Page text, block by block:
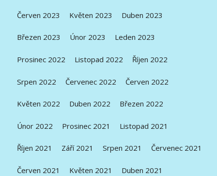
Červen 2023 Květen 2023 Duben 2023
Březen 2023 Únor 2023 Leden 2023
Prosinec 2022 Listopad 2022 Říjen 2022
Srpen 2022 Červenec 2022 Červen 2022
Květen 2022 Duben 2022 Březen 2022
Únor 2022 Prosinec 2021 Listopad 2021
Říjen 2021 Září 2021 Srpen 2021 Červenec 2021
Červen 2021 Květen 2021 Duben 2021